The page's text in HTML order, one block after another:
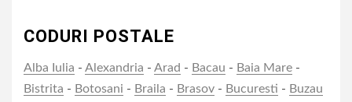
CODURI POSTALE
Alba Iulia - Alexandria - Arad - Bacau - Baia Mare -
Bistrita - Botosani - Braila - Brasov - Bucuresti - Buzau